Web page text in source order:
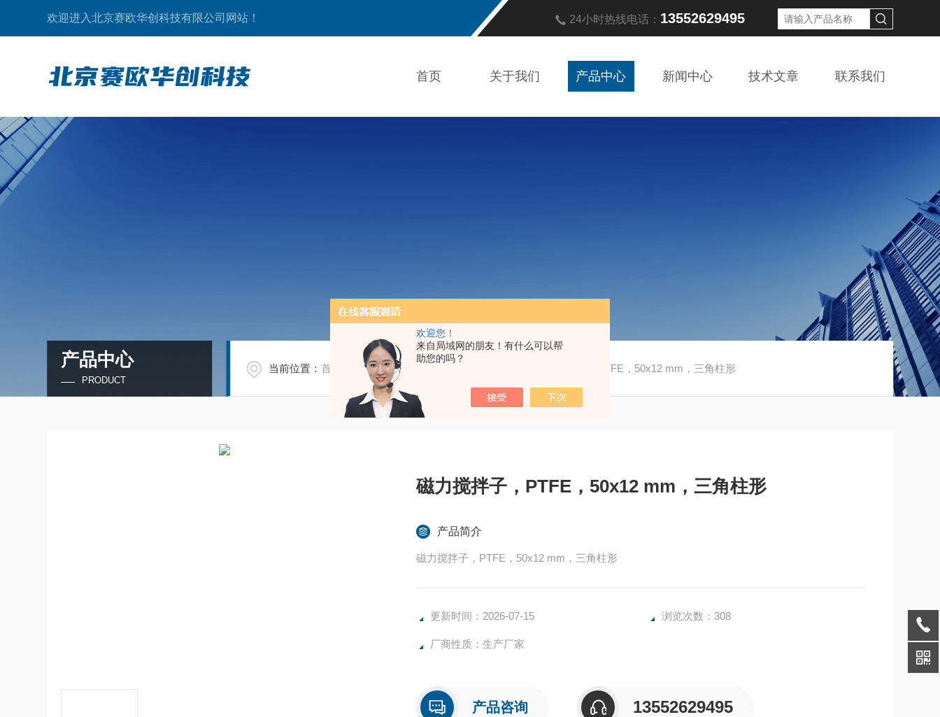
欢迎您！
来自局域网的朋友！有什么可以帮
助您的吗？
欢迎进入北京赛欧华创科技有限公司网站！ 24小时热线电话： 13552629495
首页 关于我们 产品中心 新闻中心 技术文章 联系我们
产品中心
PRODUCT
当前位置：首页 产品中心/ / 磁力搅拌子，PTFE，50x12 mm，三角柱形
磁力搅拌子，PTFE，50x12 mm，三角柱形
产品简介
磁力搅拌子，PTFE，50x12 mm，三角柱形
更新时间：2026-07-15 浏览次数：308
厂商性质：生产厂家
产品咨询 13552629495